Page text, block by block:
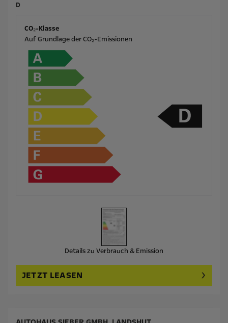
D
CO₂-Klasse
Auf Grundlage der CO₂-Emissionen
Details zu Verbrauch & Emission
JETZT LEASEN